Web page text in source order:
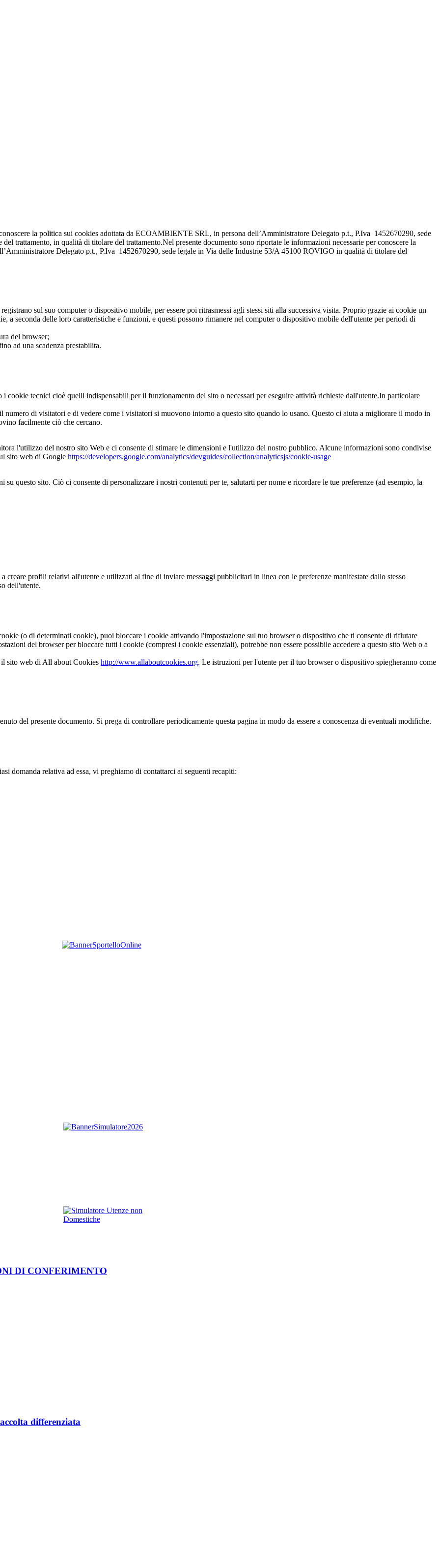
la politica sui cookies adottata da ECOAMBIENTE SRL, in persona dell’Amministratore Delegato p.t., P.Iva 1452670290, sede
trattamento, in qualità di titolare del trattamento.Nel presente documento sono riportate le informazioni necessarie per conoscere la
Delegato p.t., P.Iva 1452670290, sede legale in Via delle Industrie 53/A 45100 ROVIGO in qualità di titolare del
sul suo computer o dispositivo mobile, per essere poi ritrasmessi agli stessi siti alla successiva visita. Proprio grazie ai cookie un
a seconda delle loro caratteristiche e funzioni, e questi possono rimanere nel computer o dispositivo mobile dell'utente per periodi di
del browser;
ad una scadenza prestabilita.
tecnici cioè quelli indispensabili per il funzionamento del sito o necessari per eseguire attività richieste dall'utente.In particolare
numero di visitatori e di vedere come i visitatori si muovono intorno a questo sito quando lo usano. Questo ci aiuta a migliorare il modo in
facilmente ciò che cercano.
l'utilizzo del nostro sito Web e ci consente di stimare le dimensioni e l'utilizzo del nostro pubblico. Alcune informazioni sono condivise
sito web di Google https://developers.google.com/analytics/devguides/collection/analyticsjs/cookie-usage
su questo sito. Ciò ci consente di personalizzare i nostri contenuti per te, salutarti per nome e ricordare le tue preferenze (ad esempio, la
profili relativi all'utente e utilizzati al fine di inviare messaggi pubblicitari in linea con le preferenze manifestate dallo stesso
dell'utente.
(o di determinati cookie), puoi bloccare i cookie attivando l'impostazione sul tuo browser o dispositivo che ti consente di rifiutare
del browser per bloccare tutti i cookie (compresi i cookie essenziali), potrebbe non essere possibile accedere a questo sito Web o a
il sito web di All about Cookies http://www.allaboutcookies.org. Le istruzioni per l'utente per il tuo browser o dispositivo spiegheranno come
del presente documento. Si prega di controllare periodicamente questa pagina in modo da essere a conoscenza di eventuali modifiche.
domanda relativa ad essa, vi preghiamo di contattarci ai seguenti recapiti:
DI CONFERIMENTO
differenziata